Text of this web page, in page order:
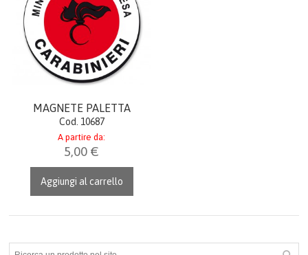
DIVENTA RIVENDITORE
CARRELLO
MAGNETE PALETTA
Cod. 10687
A partire da:
5,00 €
Aggiungi al carrello